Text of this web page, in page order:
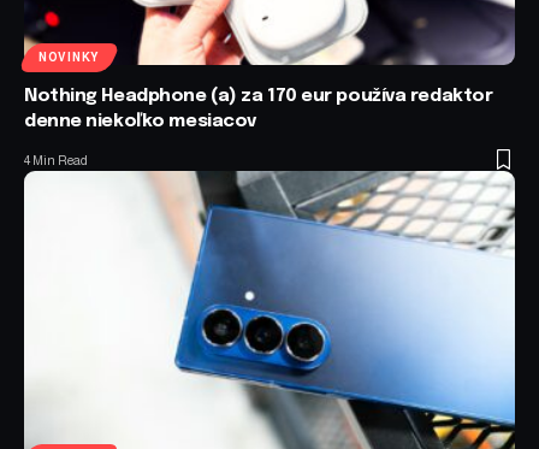
NOVINKY
Nothing Headphone (a) za 170 eur používa redaktor
denne niekoľko mesiacov
4 Min Read